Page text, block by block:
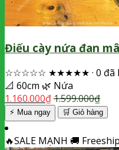
Điếu cày nứa đan
☆☆☆☆☆ ★★★★★ · 0 đã
📐 60cm 🌿 Nứa
1.160.000₫1.599.000₫
⚡ Mua ngay 🛒 Giỏ hàng
🔥SALE MẠNH 🚚